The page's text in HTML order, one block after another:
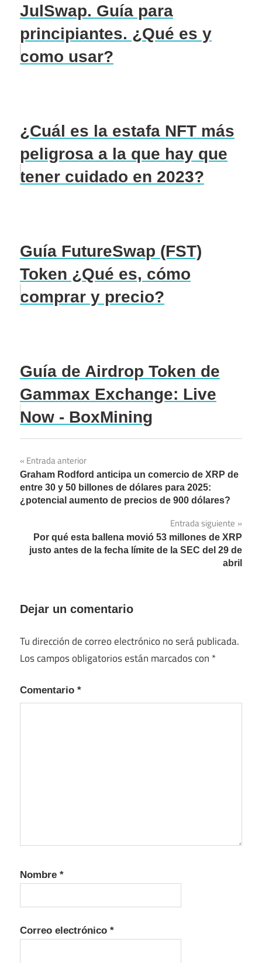
JulSwap. Guía para
principiantes. ¿Qué es y
como usar?
¿Cuál es la estafa NFT más
peligrosa a la que hay que
tener cuidado en 2023?
Guía FutureSwap (FST)
Token ¿Qué es, cómo
comprar y precio?
Guía de Airdrop Token de
Gammax Exchange: Live
Now - BoxMining
Navegación
de
entradas
Entrada anterior
Graham Rodford anticipa un comercio de XRP de
entre 30 y 50 billones de dólares para 2025:
¿potencial aumento de precios de 900 dólares?
Entrada siguiente
Por qué esta ballena movió 53 millones de XRP
justo antes de la fecha límite de la SEC del 29 de
abril
Dejar un comentario
Tu dirección de correo electrónico no será publicada.
Los campos obligatorios están marcados con *
Comentario *
Nombre *
Correo electrónico *